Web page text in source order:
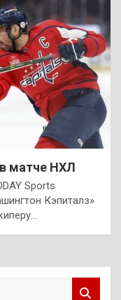
матче НХЛ
Sports
Кэпиталз»